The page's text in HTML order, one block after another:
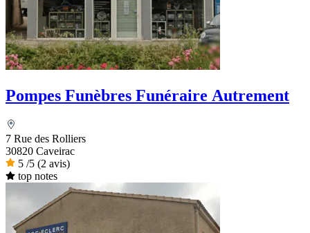
Pompes Funèbres Funéraire Autrement
7 Rue des Rolliers
30820 Caveirac
5 /5 (2 avis)
top notes